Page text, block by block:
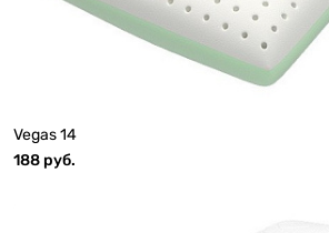
Vegas 14
188 руб.